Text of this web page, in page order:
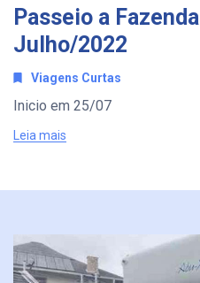
Passeio a
Julho/2022
Viagens Curtas
Inicio em 25/07
Leia mais